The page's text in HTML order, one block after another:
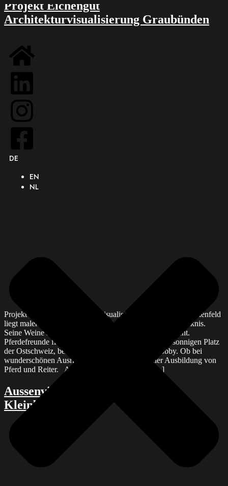
DE
EN
NL
Projekt Eichengut
Architekturvisualisierung Graubünden
Projekt Eichengut Architekturvisualisierung Graubünden Maienfeld
liegt malerisch umgeben von Rebbergen am Fusse des Falknis.
Seine Weine sind bei Weinfreunden international bekannt.
Pferdefreunde finden auf dem Eichengut, an diesem sonnigen Platz
der Ostschweiz, beste Voraussetzungen für ihr Hobby. Ob bei
wunderschönen Ausritten oder bei professioneller Ausbildung von
Pferd und Reiter. Auf einer Fläche von rund […]
Aussenvisualisierung Quartier
Kleinbruggen